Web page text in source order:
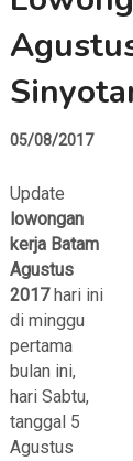
05/08/2017
Update
lowongan
kerja Batam
Agustus
2017hari ini
di minggu
pertama
bulan ini,
hari Sabtu,
tanggal 5
Agustus